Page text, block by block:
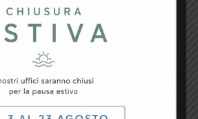
e Risposte
con ago?
ago.
della siringa?
ml.